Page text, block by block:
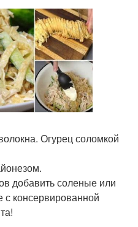
Огурец соломкой
добавить соленые или
консервированной